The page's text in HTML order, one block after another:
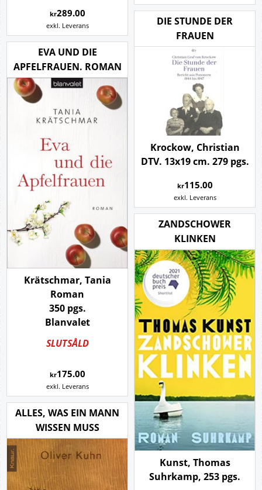
kr289.00
exkl. Leverans
DIE STUNDE DER
FRAUEN
Krockow, Christian
DTV. 13x19 cm. 279 pgs.
kr115.00
exkl. Leverans
EVA UND DIE
APFELFRAUEN. ROMAN
Krätschmar, Tania
Roman
350 pgs.
Blanvalet
SLUTSÅLD
kr175.00
exkl. Leverans
ZANDSCHOWER
KLINKEN
Kunst, Thomas
Suhrkamp, 253 pgs.
ALLES, WAS EIN MANN
WISSEN MUSS